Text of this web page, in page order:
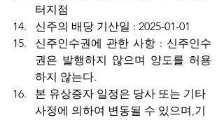
터지점
신주의 배당 기산일 : 2025-01-01
신주인수권에 관한 사항 : 신주인수
권은 발행하지 않으며 양도를 허용
하지 않는다.
본 유상증자 일정은 당사 또는 기타
사정에 의하여 변동될 수 있으며,기